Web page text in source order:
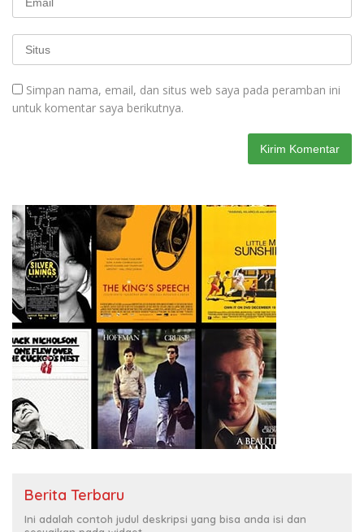
Simpan nama, email, dan situs web saya pada peramban ini
untuk komentar saya berikutnya.
Berita Terbaru
Ini adalah contoh judul deskripsi yang bisa anda isi dan